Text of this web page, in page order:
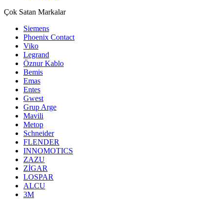
Çok Satan Markalar
Siemens
Phoenix Contact
Viko
Legrand
Öznur Kablo
Bemis
Emas
Entes
Gwest
Grup Arge
Mavili
Metop
Schneider
FLENDER
INNOMOTICS
ZAZU
ZİGAR
LOSPAR
ALCU
3M